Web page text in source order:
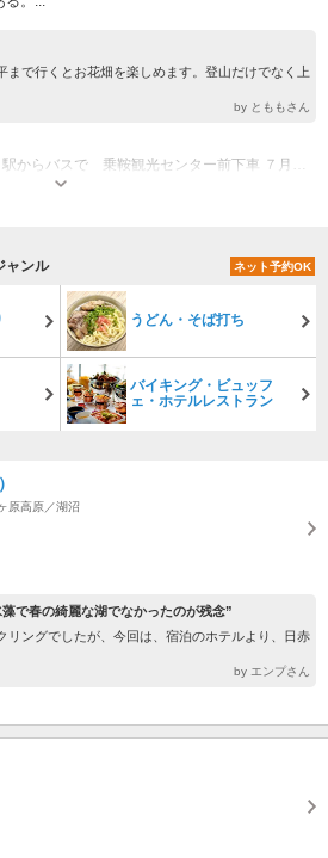
まで行くとお花畑を楽しめます。登山だけでなく上
by とももさん
ャンル ネット予約OK
うどん・そば打ち
バイキング・ビュッフ
ェ・ホテルレストラン
原高原／湖沼
で春の綺麗な湖でなかったのが残念”
リングでしたが、今回は、宿泊のホテルより、日赤
by エンプさん